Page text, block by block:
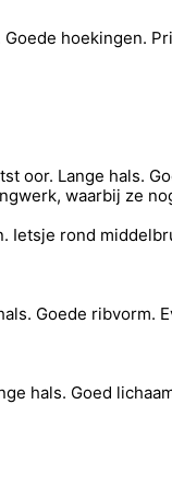
hoekingen.
oor. Lange hals.
waarbij ze
rond
Goede ribvorm.
hals. Goed